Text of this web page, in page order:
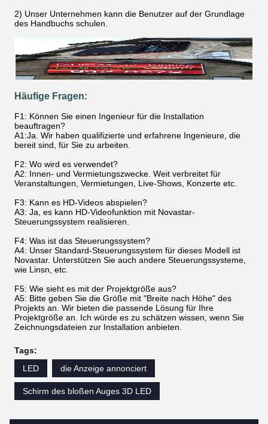
2) Unser Unternehmen kann die Benutzer auf der Grundlage
des Handbuchs schulen.
Häufige Fragen:
F1: Können Sie einen Ingenieur für die Installation
beauftragen?
A1:Ja. Wir haben qualifizierte und erfahrene Ingenieure, die
bereit sind, für Sie zu arbeiten.
F2: Wo wird es verwendet?
A2: Innen- und Vermietungszwecke. Weit verbreitet für
Veranstaltungen, Vermietungen, Live-Shows, Konzerte etc.
F3: Kann es HD-Videos abspielen?
A3: Ja, es kann HD-Videofunktion mit Novastar-
Steuerungssystem realisieren.
F4: Was ist das Steuerungssystem?
A4: Unser Standard-Steuerungssystem für dieses Modell ist
Novastar. Unterstützen Sie auch andere Steuerungssysteme,
wie Linsn, etc.
F5: Wie sieht es mit der Projektgröße aus?
A5: Bitte geben Sie die Größe mit "Breite nach Höhe" des
Projekts an. Wir bieten die passende Lösung für Ihre
Projektgröße an. Ich würde es zu schätzen wissen, wenn Sie
Zeichnungsdateien zur Installation anbieten.
Tags:
LED
die Anzeige annonciert
Schirm des bloßen Auges 3D LED